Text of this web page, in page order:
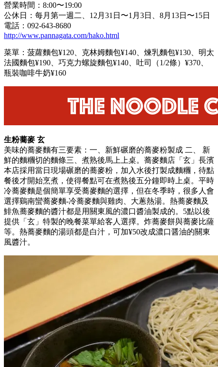
營業時間：8:00〜19:00
公休日：每月第一週二、12月31日〜1月3日、8月13日〜15日
電話：092-643-8680
http://www.pannagata.com/hako.html
菜單：菠蘿麵包¥120、克林姆麵包¥140、煉乳麵包¥130、明太
法國麵包¥190、巧克力螺旋麵包¥140、吐司（1/2條）¥370、
瓶裝咖啡牛奶¥160
生粉蕎麥 玄
美味的蕎麥麵有三要素：一、新鮮碾磨的蕎麥粉製成 二、 新
鮮的麵糰切的麵條三、煮熟後馬上上桌。蕎麥麵店「玄」長濱
本店採用當日現場碾磨的蕎麥粉，加入水後打製成麵糰，待點
餐後才開始烹煮，使得餐點可在煮熟後五分鐘即時上桌。平時
冷蕎麥麵是個簡單享受蕎麥麵的選擇，但在冬季時，很多人會
選擇鷄南蠻蕎麥麵-冷蕎麥麵與雞肉、大蔥熱湯。熱蕎麥麵及
鯡魚蕎麥麵的醬汁都是用關東風的濃口醬油製成的。5點以後
提供「玄」特製的晚餐菜單給客人選擇。炸蕎麥餅與蕎麥比薩
等。熱蕎麥麵的湯頭都是白汁，可加¥50改成濃口醤油的關東
風醬汁。